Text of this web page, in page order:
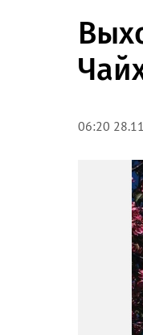
06:20